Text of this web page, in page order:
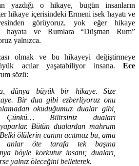
yazdığı o hikaye, bugün insanların
hikaye içerisindeki Ermeni isek hayatı ve
görüyoruz, yok eğer hikaye
hayata ve Rumlara “Düşman Rum”
yalnızca.
olmak ve bu hikayeyi değiştirmeye
acılar yaşatabiliyor insana. Ece
sözü:
dünya büyük bir hikaye. Size
Bir dua gibi ezberliyoruz onu
okuduğumuz dualar gibi,
Çünkü… Bilirsiniz duaları
Bütün dualardan mahrum
ölülerin canını acıtmaz bu, ama
anlar öte tarafa tek başına
böyle korkutur insanı; duaları,
yalnız öleceğini belleterek.